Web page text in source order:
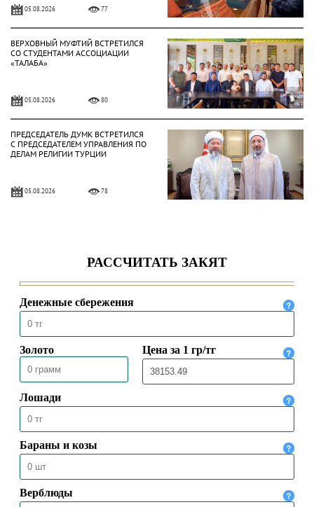
05.08.2026 77
ВЕРХОВНЫЙ МУФТИЙ ВСТРЕТИЛСЯ
СО СТУДЕНТАМИ АССОЦИАЦИИ
«ТАЛАБА»
05.08.2026 80
ПРЕДСЕДАТЕЛЬ ДУМК ВСТРЕТИЛСЯ
С ПРЕДСЕДАТЕЛЕМ УПРАВЛЕНИЯ ПО
ДЕЛАМ РЕЛИГИИ ТУРЦИИ
05.08.2026 78
04.08.2026 90
ПРЕДСЕДАТЕЛЬ ДУМК ВЫСТУПИЛ С
ПЯТНИЧНОЙ ПРОПОВЕДЬЮ В
МЕЧЕТИ «НҰРСҰЛТАН»
31.07.2026